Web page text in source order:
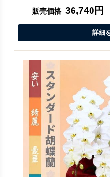
販売価格 36,740円